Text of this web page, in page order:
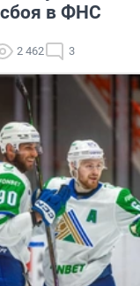
в ФНС
2 462 3